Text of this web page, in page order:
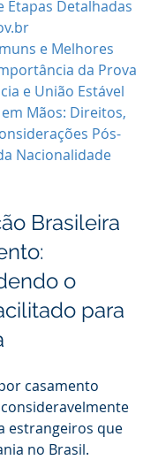
Etapas Detalhadas
e Melhores
da Prova
e União Estável
Mãos: Direitos,
Pós-
Nacionalidade
Brasileira
o
para
casamento
estrangeiros que
no Brasil.